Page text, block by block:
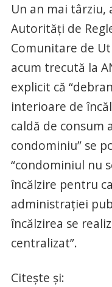
Un an mai târziu,
Autorităţi de
Comunitare de
acum trecută la
explicit că
interioare de
caldă de
condominiu” se
“condominiul nu
încălzire pentru
administraţiei
încălzirea se
centralizat”.
Citeşte şi: